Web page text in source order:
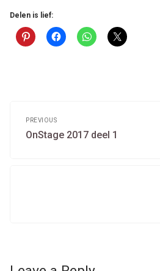
Delen is lief:
navigation
PREVIOUS
Previous
OnStage 2017 deel 1